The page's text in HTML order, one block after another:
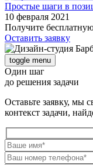
Простые шаги в
10 февраля 2021
Получите
Оставить заявку
toggle menu
Один шаг
до решения задачи
Оставьте заявку, мы
контекст задачи,